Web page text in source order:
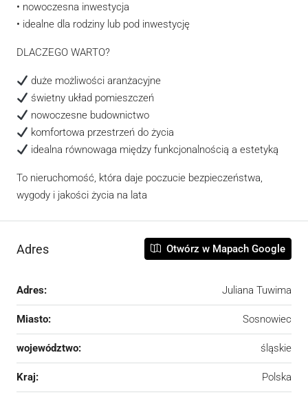
• nowoczesna inwestycja
• idealne dla rodziny lub pod inwestycję
DLACZEGO WARTO?
duże możliwości aranżacyjne
świetny układ pomieszczeń
nowoczesne budownictwo
komfortowa przestrzeń do życia
idealna równowaga między funkcjonalnością a estetyką
To nieruchomość, która daje poczucie bezpieczeństwa,
wygody i jakości życia na lata
Adres Otwórz w Mapach Google
Adres: Juliana Tuwima
Miasto: Sosnowiec
województwo: śląskie
Kraj: Polska